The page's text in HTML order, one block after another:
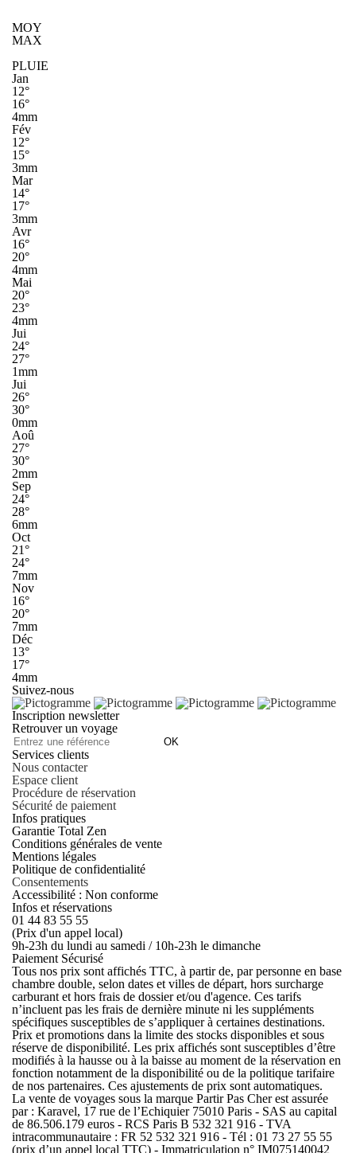
MOY
MAX
PLUIE
Jan
12°
16°
4mm
Fév
12°
15°
3mm
Mar
14°
17°
3mm
Avr
16°
20°
4mm
Mai
20°
23°
4mm
Jui
24°
27°
1mm
Jui
26°
30°
0mm
Aoû
27°
30°
2mm
Sep
24°
28°
6mm
Oct
21°
24°
7mm
Nov
16°
20°
7mm
Déc
13°
17°
4mm
Suivez-nous
Inscription newsletter
Retrouver un voyage
OK
Services clients
Nous contacter
Espace client
Procédure de réservation
Sécurité de paiement
Infos pratiques
Garantie Total Zen
Conditions générales de vente
Mentions légales
Politique de confidentialité
Consentements
Accessibilité : Non conforme
Infos et réservations
01 44 83 55 55
(Prix d'un appel local)
9h-23h du lundi au samedi / 10h-23h le dimanche
Paiement Sécurisé
Tous nos prix sont affichés TTC, à partir de, par personne en base
chambre double, selon dates et villes de départ, hors surcharge
carburant et hors frais de dossier et/ou d'agence. Ces tarifs
n’incluent pas les frais de dernière minute ni les suppléments
spécifiques susceptibles de s’appliquer à certaines destinations.
Prix et promotions dans la limite des stocks disponibles et sous
réserve de disponibilité. Les prix affichés sont susceptibles d’être
modifiés à la hausse ou à la baisse au moment de la réservation en
fonction notamment de la disponibilité ou de la politique tarifaire
de nos partenaires. Ces ajustements de prix sont automatiques.
La vente de voyages sous la marque Partir Pas Cher est assurée
par : Karavel, 17 rue de l’Echiquier 75010 Paris - SAS au capital
de 86.506.179 euros - RCS Paris B 532 321 916 - TVA
intracommunautaire : FR 52 532 321 916 - Tél : 01 73 27 55 55
(prix d’un appel local TTC) - Immatriculation n° IM075140042